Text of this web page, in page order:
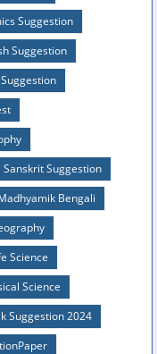
Suggestion
Suggestion
Sanskrit Suggestion
Bengali
Science
Science
Suggestion 2024